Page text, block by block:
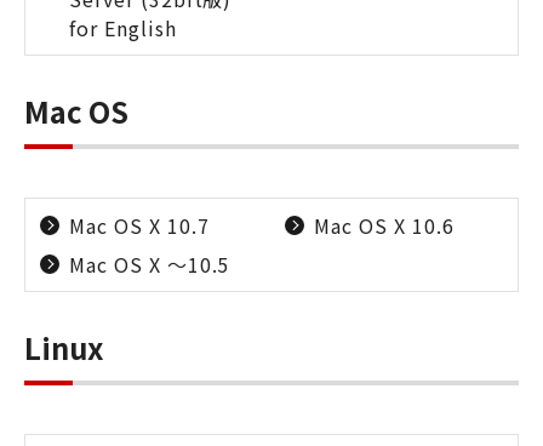
for English
Mac OS
Mac OS X 10.7
Mac OS X 10.6
Mac OS X ～10.5
Linux